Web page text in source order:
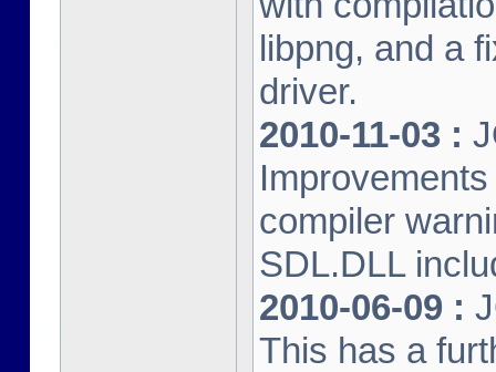
libpng, and a
driver.
2010-11-03 :
compiler
SDL.DLL
2010-06-09 :
This has a